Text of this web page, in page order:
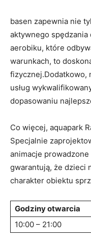
basen zapewnia nie
aktywnego spędzania
aerobiku, które
warunkach, to
fizycznej.Dodatkowo,
usług
dopasowaniu
Co więcej, aquapark
Specjalnie
animacje
gwarantują, że dzieci
charakter obiektu
Godziny otwarcia
10:00 – 21:00